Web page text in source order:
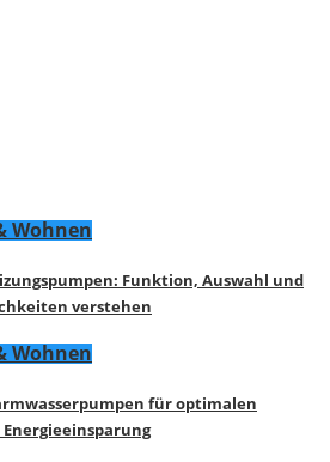
Wohnen
Funktion, Auswahl und
verstehen
Wohnen
für optimalen